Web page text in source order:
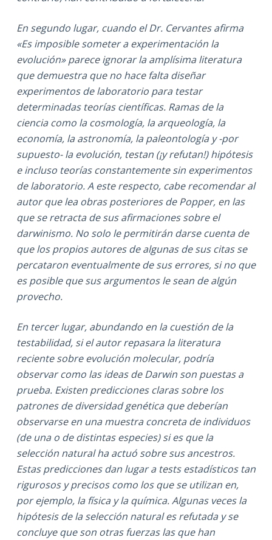
En segundo lugar, cuando el Dr. Cervantes afirma
«Es imposible someter a experimentación la
evolución» parece ignorar la amplísima literatura
que demuestra que no hace falta diseñar
experimentos de laboratorio para testar
determinadas teorías científicas. Ramas de la
ciencia como la cosmología, la arqueología, la
economía, la astronomía, la paleontología y -por
supuesto- la evolución, testan (¡y refutan!) hipótesis
e incluso teorías constantemente sin experimentos
de laboratorio. A este respecto, cabe recomendar al
autor que lea obras posteriores de Popper, en las
que se retracta de sus afirmaciones sobre el
darwinismo. No solo le permitirán darse cuenta de
que los propios autores de algunas de sus citas se
percataron eventualmente de sus errores, si no que
es posible que sus argumentos le sean de algún
provecho.
En tercer lugar, abundando en la cuestión de la
testabilidad, si el autor repasara la literatura
reciente sobre evolución molecular, podría
observar como las ideas de Darwin son puestas a
prueba. Existen predicciones claras sobre los
patrones de diversidad genética que deberían
observarse en una muestra concreta de individuos
(de una o de distintas especies) si es que la
selección natural ha actuó sobre sus ancestros.
Estas predicciones dan lugar a tests estadísticos tan
rigurosos y precisos como los que se utilizan en,
por ejemplo, la física y la química. Algunas veces la
hipótesis de la selección natural es refutada y se
concluye que son otras fuerzas las que han